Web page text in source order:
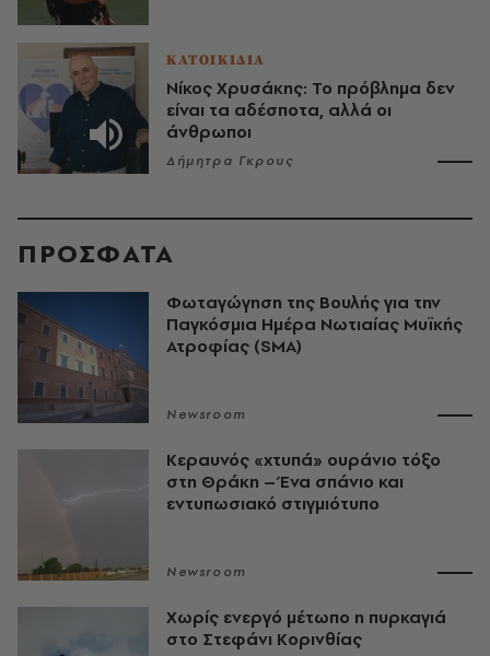
ΚΑΤΟΙΚΙΔΙΑ
Νίκος Χρυσάκης: Το πρόβλημα δεν
είναι τα αδέσποτα, αλλά οι
άνθρωποι
Δήμητρα Γκρους
ΠΡΟΣΦΑΤΑ
Φωταγώγηση της Βουλής για την
Παγκόσμια Ημέρα Νωτιαίας Μυϊκής
Ατροφίας (SMA)
Newsroom
Κεραυνός «χτυπά» ουράνιο τόξο
στη Θράκη – Ένα σπάνιο και
εντυπωσιακό στιγμιότυπο
Newsroom
Χωρίς ενεργό μέτωπο η πυρκαγιά
στο Στεφάνι Κορινθίας